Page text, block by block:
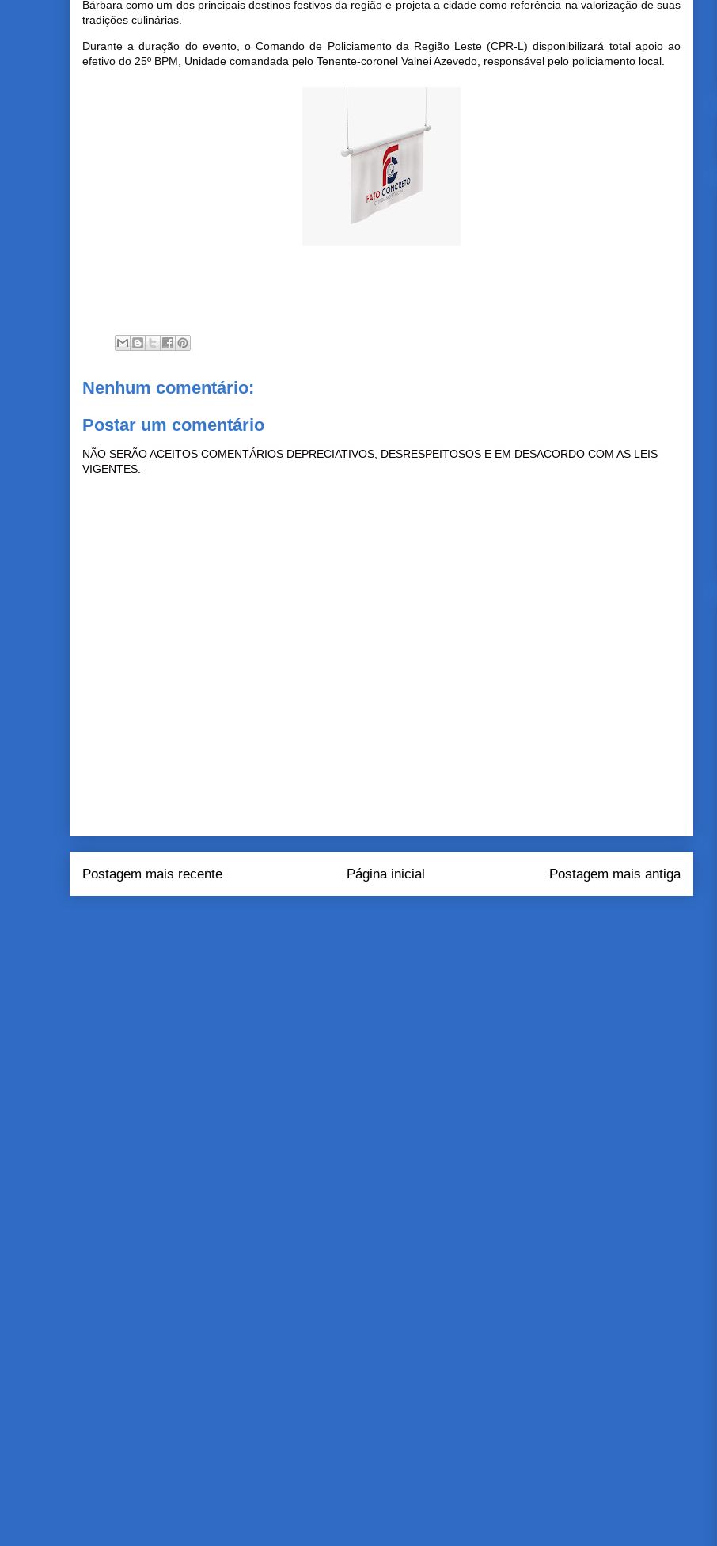
Bárbara como um dos principais destinos festivos da região e projeta a cidade como referência na valorização de suas
tradições culinárias.
Durante a duração do evento, o Comando de Policiamento da Região Leste (CPR-L) disponibilizará total apoio ao
efetivo do 25º BPM, Unidade comandada pelo Tenente-coronel Valnei Azevedo, responsável pelo policiamento local.
Nenhum comentário:
Postar um comentário
NÃO SERÃO ACEITOS COMENTÁRIOS DEPRECIATIVOS, DESRESPEITOSOS E EM DESACORDO COM AS LEIS
VIGENTES.
Postagem mais recente Postagem mais antiga
Página inicial